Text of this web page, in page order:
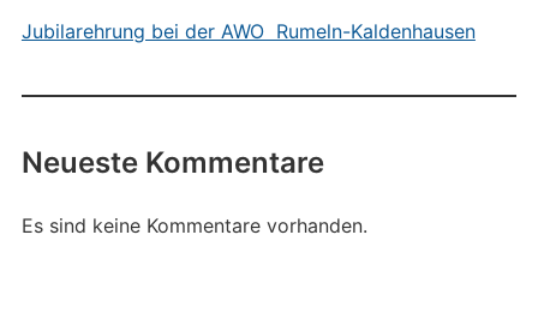
Jubilarehrung bei der AWO Rumeln-Kaldenhausen
Neueste Kommentare
Es sind keine Kommentare vorhanden.